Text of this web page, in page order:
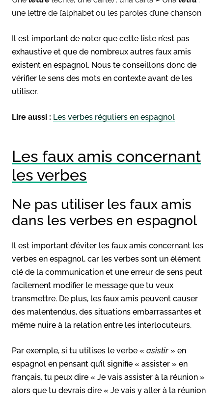
une lettre de l’alphabet ou les paroles d’une chanson
Il est important de noter que cette liste n’est pas
exhaustive et que de nombreux autres faux amis
existent en espagnol. Nous te conseillons donc de
vérifier le sens des mots en contexte avant de les
utiliser.
Lire aussi : Les verbes réguliers en espagnol
Les faux amis concernant
les verbes
Ne pas utiliser les faux amis
dans les verbes en espagnol
Il est important d’éviter les faux amis concernant les
verbes en espagnol, car les verbes sont un élément
clé de la communication et une erreur de sens peut
facilement modifier le message que tu veux
transmettre. De plus, les faux amis peuvent causer
des malentendus, des situations embarrassantes et
même nuire à la relation entre les interlocuteurs.
Par exemple, si tu utilises le verbe « asistir » en
espagnol en pensant qu’il signifie « assister » en
français, tu peux dire « Je vais assister à la réunion »
alors que tu devrais dire « Je vais y aller à la réunion